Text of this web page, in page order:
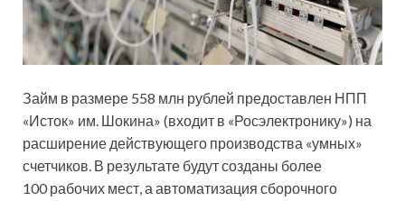
Займ в размере 558 млн рублей предоставлен НПП
«Исток» им. Шокина» (входит в «Росэлектронику») на
расширение действующего производства «умных»
счетчиков. В результате будут созданы более
100 рабочих мест, а автоматизация сборочного